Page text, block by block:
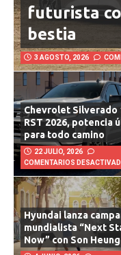
futurista
bestia
3 AGOSTO, 2026
Chevrolet Silverado
RST 2026, potencia
para todo camino
22 JULIO, 2026
COMENTARIOS
Hyundai lanza
mundialista “Next
Now” con Son